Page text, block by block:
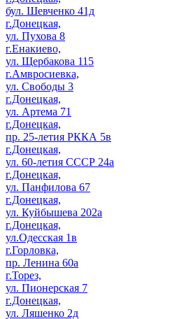
бул. Шевченко 41д
г.Донецкая,
ул. Пухова 8
г.Енакиево,
ул. Щербакова 115
г.Амвросиевка,
ул. Свободы 3
г.Донецкая,
ул. Артема 71
г.Донецкая,
пр. 25-летия РККА 5в
г.Донецкая,
ул. 60-летия СССР 24а
г.Донецкая,
ул. Панфилова 67
г.Донецкая,
ул. Куйбышева 202а
г.Донецкая,
ул.Одесская 1в
г.Горловка,
пр. Ленина 60а
г.Торез,
ул. Пионерская 7
г.Донецкая,
ул. Ляшенко 2д